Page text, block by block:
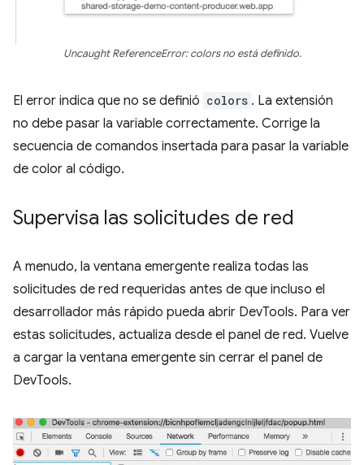
Uncaught ReferenceError: colors no está definido.
El error indica que no se definió colors . La extensión
no debe pasar la variable correctamente. Corrige la
secuencia de comandos insertada para pasar la variable
de color al código.
Supervisa las solicitudes de red
A menudo, la ventana emergente realiza todas las
solicitudes de red requeridas antes de que incluso el
desarrollador más rápido pueda abrir DevTools. Para ver
estas solicitudes, actualiza desde el panel de red. Vuelve
a cargar la ventana emergente sin cerrar el panel de
DevTools.